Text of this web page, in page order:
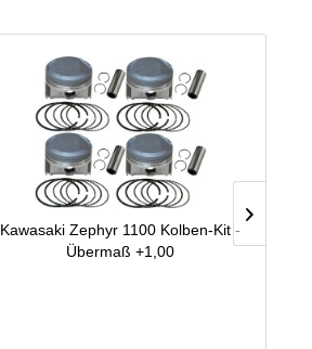
Kawasaki Zephyr 1100 Kolben-Kit -
Übermaß +1,00